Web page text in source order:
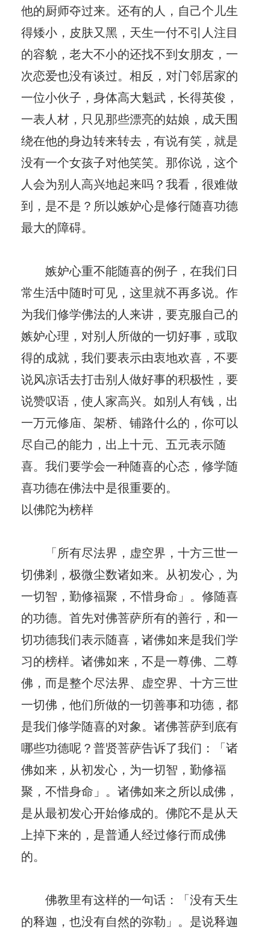
他的厨师夺过来。还有的人，自己个儿生
得矮小，皮肤又黑，天生一付不引人注目
的容貌，老大不小的还找不到女朋友，一
次恋爱也没有谈过。相反，对门邻居家的
一位小伙子，身体高大魁武，长得英俊，
一表人材，只见那些漂亮的姑娘，成天围
绕在他的身边转来转去，有说有笑，就是
没有一个女孩子对他笑笑。那你说，这个
人会为别人高兴地起来吗？我看，很难做
到，是不是？所以嫉妒心是修行随喜功德
最大的障碍。
嫉妒心重不能随喜的例子，在我们日
常生活中随时可见，这里就不再多说。作
为我们修学佛法的人来讲，要克服自己的
嫉妒心理，对别人所做的一切好事，或取
得的成就，我们要表示由衷地欢喜，不要
说风凉话去打击别人做好事的积极性，要
说赞叹语，使人家高兴。如别人有钱，出
一万元修庙、架桥、铺路什么的，你可以
尽自己的能力，出上十元、五元表示随
喜。我们要学会一种随喜的心态，修学随
喜功德在佛法中是很重要的。
以佛陀为榜样
「所有尽法界，虚空界，十方三世一
切佛剎，极微尘数诸如来。从初发心，为
一切智，勤修福聚，不惜身命」。修随喜
的功德。首先对佛菩萨所有的善行，和一
切功德我们表示随喜，诸佛如来是我们学
习的榜样。诸佛如来，不是一尊佛、二尊
佛，而是整个尽法界、虚空界、十方三世
一切佛，他们所做的一切善事和功德，都
是我们修学随喜的对象。诸佛菩萨到底有
哪些功德呢？普贤菩萨告诉了我们：「诸
佛如来，从初发心，为一切智，勤修福
聚，不惜身命」。诸佛如来之所以成佛，
是从最初发心开始修成的。佛陀不是从天
上掉下来的，是普通人经过修行而成佛
的。
佛教里有这样的一句话：「没有天生
的释迦，也没有自然的弥勒」。是说释迦